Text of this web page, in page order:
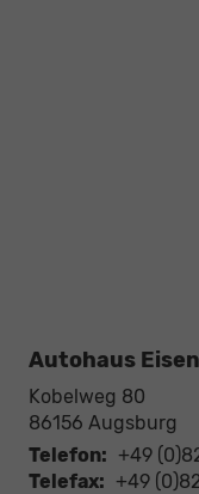
Autohaus
Kobelweg 80
86156 Augsburg
Telefon: +49
Telefax: +49